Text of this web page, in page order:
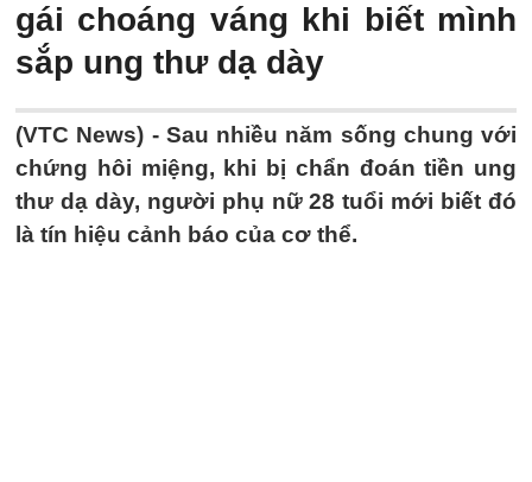
gái choáng váng khi biết mình
sắp ung thư dạ dày
(VTC News) - Sau nhiều năm sống chung với
chứng hôi miệng, khi bị chẩn đoán tiền ung
thư dạ dày, người phụ nữ 28 tuổi mới biết đó
là tín hiệu cảnh báo của cơ thể.